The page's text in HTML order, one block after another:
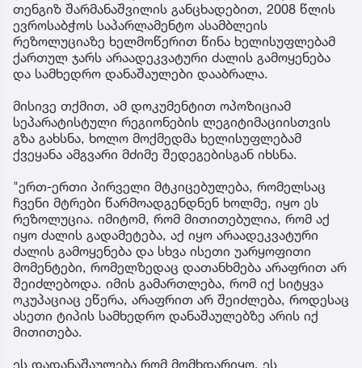
თენგიზ შარმანაშვილის განცხადებით, 2008 წლის
ევროსაბჭოს საპარლამენტო ასამბლეის
რეზოლუციაზე ხელმოწერით წინა ხელისუფლებამ
ქართულ ჯარს არაადეკვატური ძალის გამოყენება
და სამხედრო დანაშაულები დააბრალა.
მისივე თქმით, ამ დოკუმენტით ოპოზიციამ
სეპარატისტული რეგიონების ლეგიტიმაციისთვის
გზა გახსნა, ხოლო მოქმედმა ხელისუფლებამ
ქვეყანა ამგვარი მძიმე შედეგებისგან იხსნა.
"ერთ-ერთი პირველი მტკიცებულება, რომელსაც
ჩვენი მტრები წარმოადგენდნენ ხოლმე, იყო ეს
რეზოლუცია. იმიტომ, რომ მითითებულია, რომ აქ
იყო ძალის გადამეტება, აქ იყო არაადეკვატური
ძალის გამოყენება და სხვა ისეთი უარყოფითი
მომენტები, რომელზედაც დათანხმება არაფრით არ
შეიძლებოდა. იმის გამართლება, რომ იქ სიტყვა
ოკუპაციაც ეწერა, არაფრით არ შეიძლება, როდესაც
ასეთი ტიპის სამხედრო დანაშაულებზე არის იქ
მითითება.
ეს დადანაშაულება რომ მომხდარიყო, ეს